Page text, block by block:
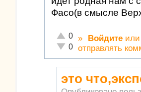
Фасо(в смысле
Отлично!
0
Неадекватно!
0
» Войдите
отправлять
это